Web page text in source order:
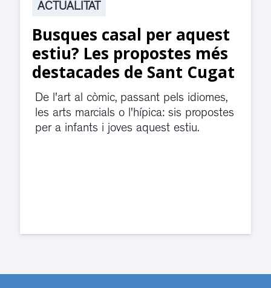
ACTUALITAT
Suspesa l’activitat als
jutjats de Rubí fins
divendres per una fuita
d’aigua
El servei de guàrdia i el jutjat de
violència de gènere s'han traslladat a